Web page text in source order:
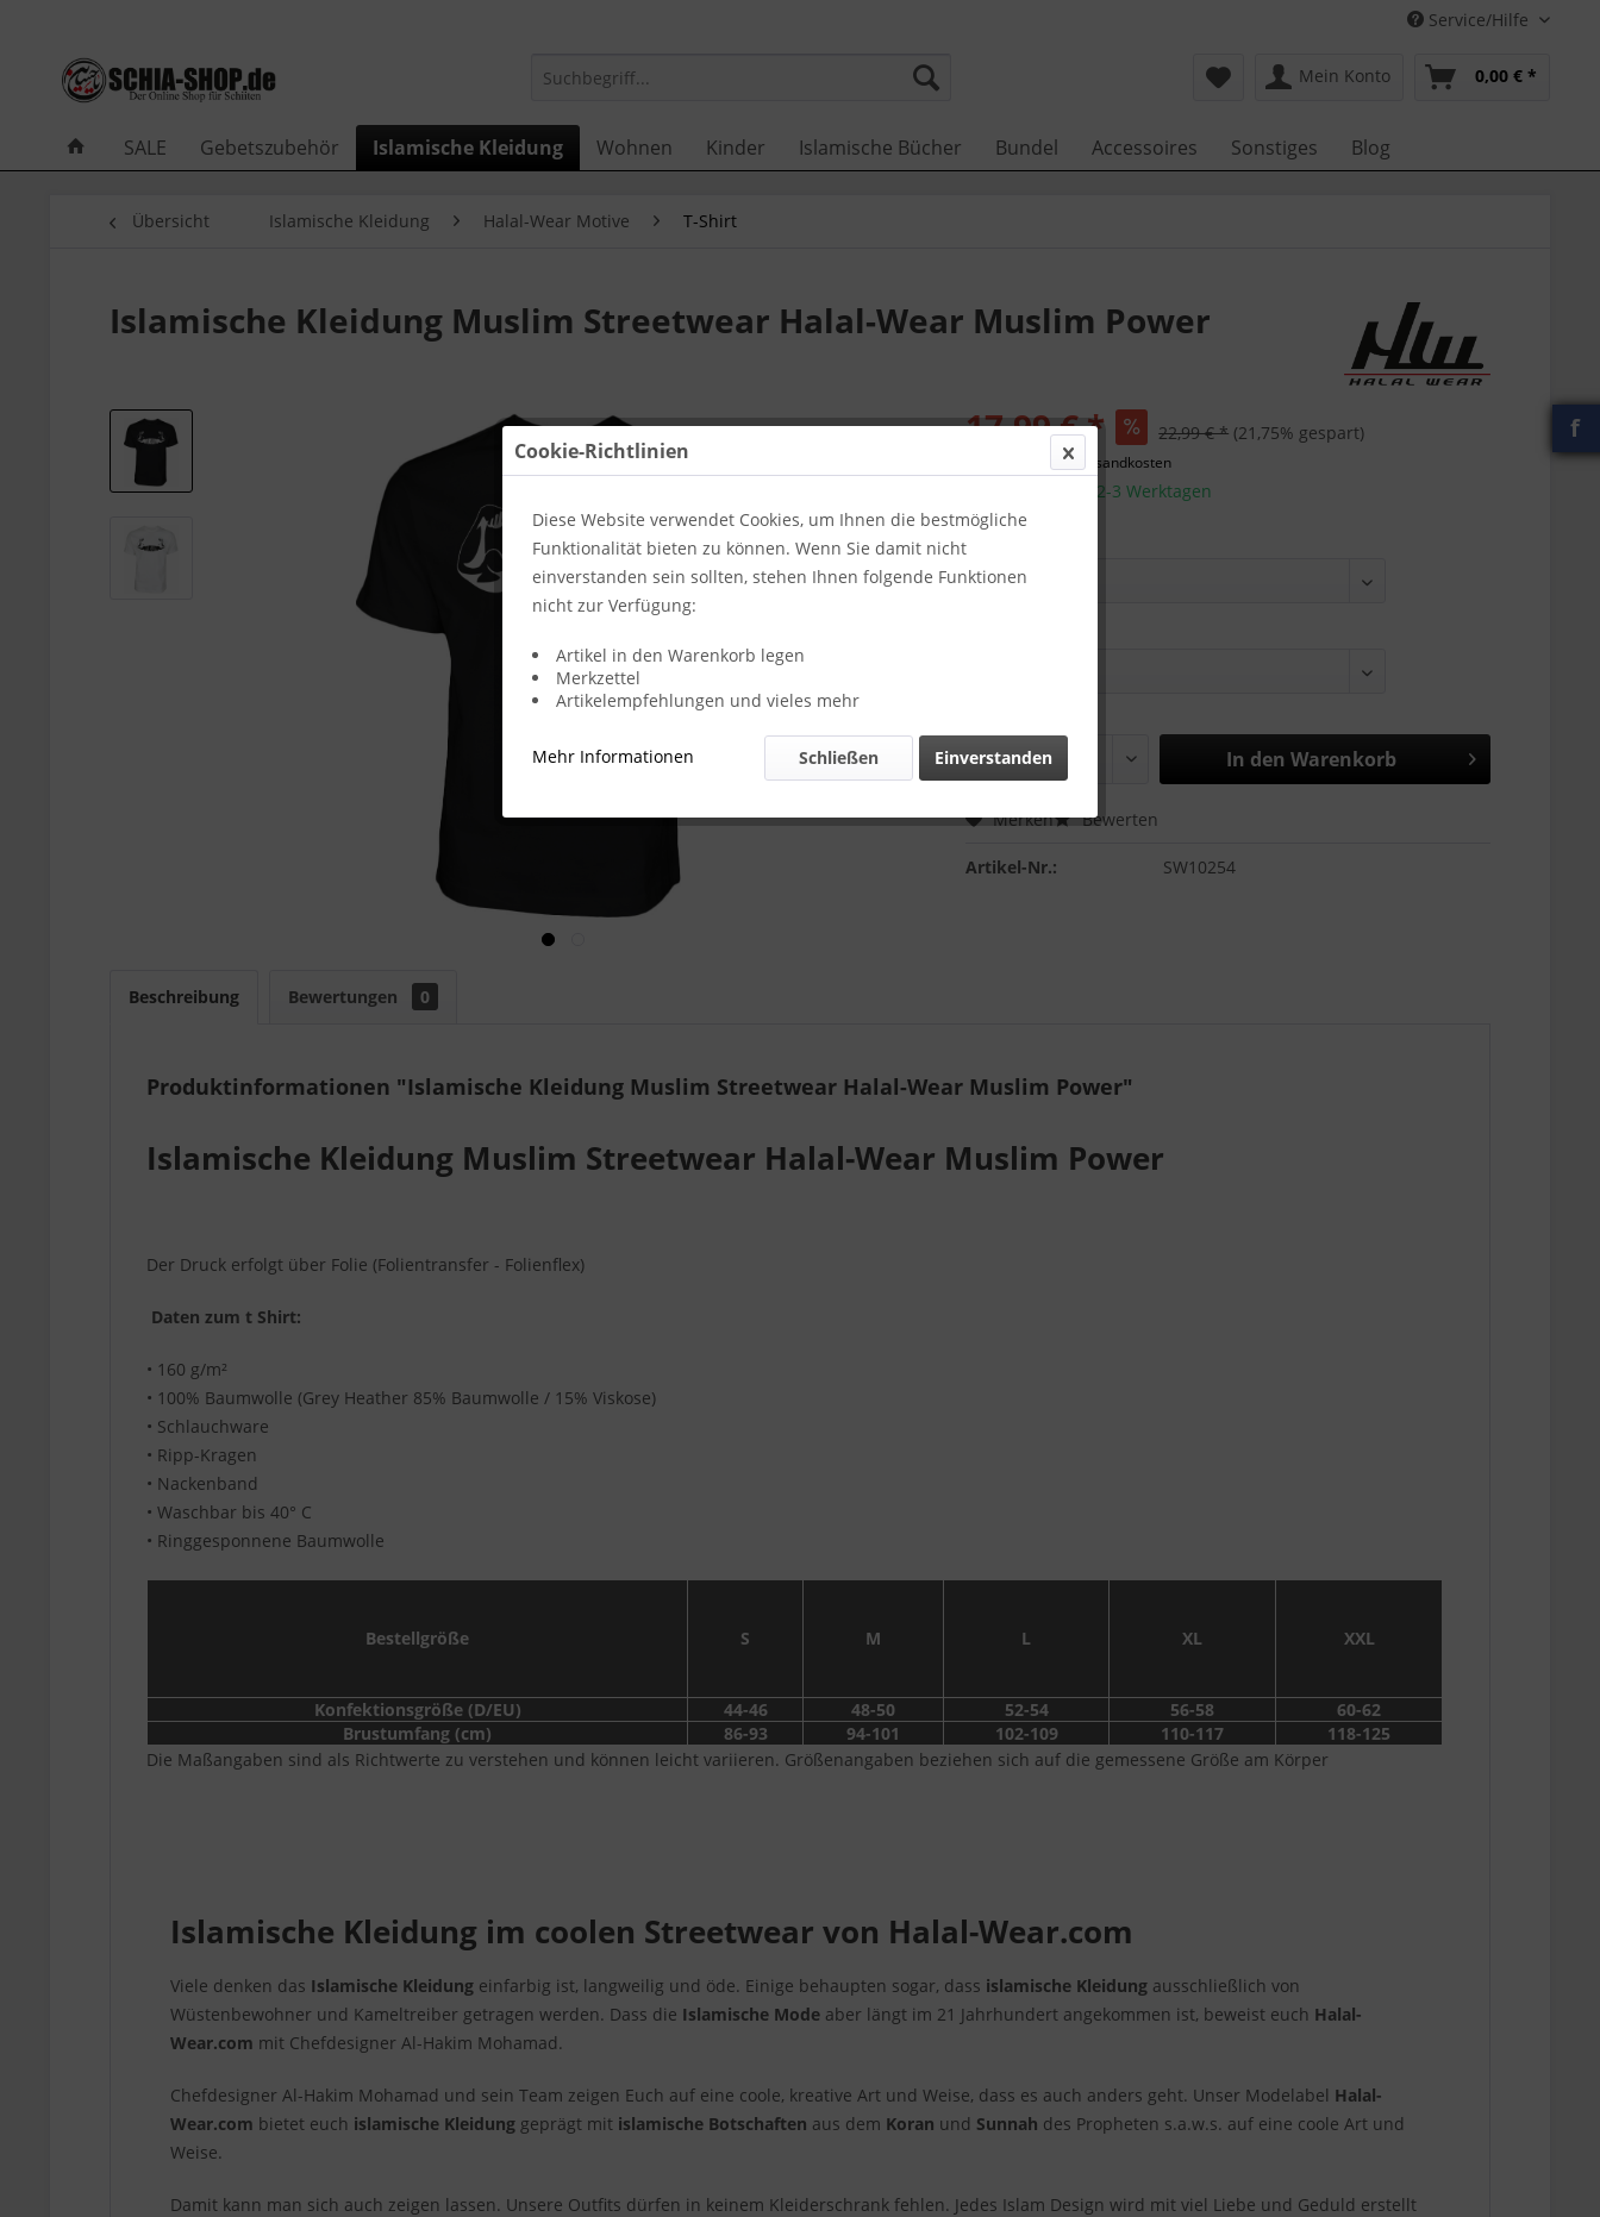
Service/Hilfe
Mein Konto 0,00 € *
SALE Gebetszubehör Islamische Kleidung Wohnen Kinder Islamische Bücher Bundel Accessoires Sonstiges Blog
Übersicht Islamische Kleidung Halal-Wear Motive T-Shirt
Islamische Kleidung Muslim Streetwear Halal-Wear Muslim Power
17,99 € * 22,99 € * (21,75% gespart)
zzgl. Versandkosten
Zustellung in 2-3 Werktagen
In den Warenkorb
Merken Bewerten
Artikel-Nr.: SW10254
Beschreibung Bewertungen 0
Produktinformationen "Islamische Kleidung Muslim Streetwear Halal-Wear Muslim Power"
Islamische Kleidung Muslim Streetwear Halal-Wear Muslim Power
Der Druck erfolgt über Folie (Folientransfer - Folienflex)
Daten zum t Shirt:
• 160 g/m²
• 100% Baumwolle (Grey Heather 85% Baumwolle / 15% Viskose)
• Schlauchware
• Ripp-Kragen
• Nackenband
• Waschbar bis 40° C
• Ringgesponnene Baumwolle
Bestellgröße S M L XL XXL
Konfektionsgröße (D/EU) 44-46 48-50 52-54 56-58
60-62
Brustumfang (cm)
86-93 94-101 102-109 110-117
118-125
Die Maßangaben sind als Richtwerte zu verstehen und können leicht variieren. Größenangaben beziehen sich auf die gemessene Größe am Körper
Islamische Kleidung im coolen Streetwear von Halal-Wear.com
Viele denken das Islamische Kleidung einfarbig ist, langweilig und öde. Einige behaupten sogar, dass islamische Kleidung ausschließlich von
Wüstenbewohner und Kameltreiber getragen werden. Dass die Islamische Mode aber längt im 21 Jahrhundert angekommen ist, beweist euch Halal-
Wear.com mit Chefdesigner Al-Hakim Mohamad.
Chefdesigner Al-Hakim Mohamad und sein Team zeigen Euch auf eine coole, kreative Art und Weise, dass es auch anders geht. Unser Modelabel Halal-
Wear.com bietet euch islamische Kleidung geprägt mit islamische Botschaften aus dem Koran und Sunnah des Propheten s.a.w.s. auf eine coole Art und
Weise.
Damit kann man sich auch zeigen lassen. Unsere Outfits dürfen in keinem Kleiderschrank fehlen. Jedes Islam Design wird mit viel Liebe und Geduld erstellt
f
Cookie-Richtlinien
Diese Website verwendet Cookies, um Ihnen die bestmögliche
Funktionalität bieten zu können. Wenn Sie damit nicht
einverstanden sein sollten, stehen Ihnen folgende Funktionen
nicht zur Verfügung:
Artikel in den Warenkorb legen
Merkzettel
Artikelempfehlungen und vieles mehr
Mehr Informationen Einverstanden
Schließen